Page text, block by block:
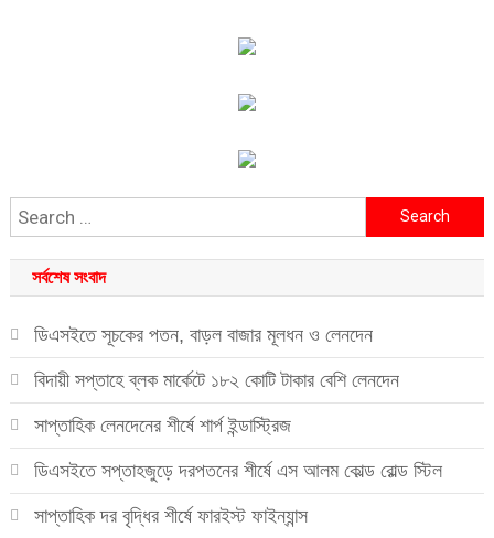
Search
for:
সর্বশেষ সংবাদ
ডিএসইতে সূচকের পতন, বাড়ল বাজার মূলধন ও লেনদেন
বিদায়ী সপ্তাহে ব্লক মার্কেটে ১৮২ কোটি টাকার বেশি লেনদেন
সাপ্তাহিক লেনদেনের শীর্ষে শার্প ইন্ডাস্ট্রিজ
ডিএসইতে সপ্তাহজুড়ে দরপতনের শীর্ষে এস আলম কোল্ড রোল্ড স্টিল
সাপ্তাহিক দর বৃদ্ধির শীর্ষে ফারইস্ট ফাইন্যান্স